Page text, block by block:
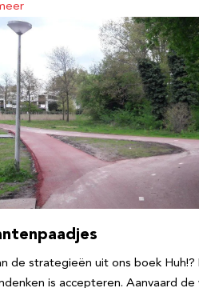
de strategieën uit ons boek
is accepteren. Aanvaard de